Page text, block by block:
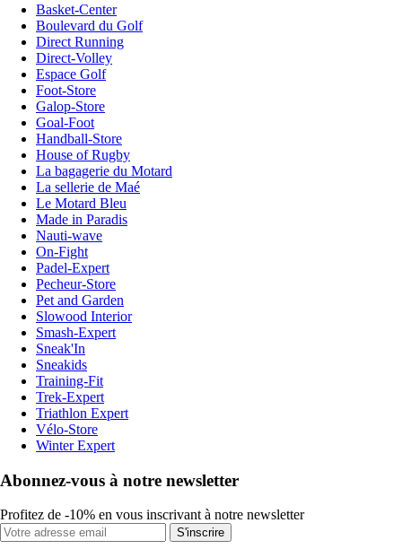
Basket-Center
Boulevard du Golf
Direct Running
Direct-Volley
Espace Golf
Foot-Store
Galop-Store
Goal-Foot
Handball-Store
House of Rugby
La bagagerie du Motard
La sellerie de Maé
Le Motard Bleu
Made in Paradis
Nauti-wave
On-Fight
Padel-Expert
Pecheur-Store
Pet and Garden
Slowood Interior
Smash-Expert
Sneak'In
Sneakids
Training-Fit
Trek-Expert
Triathlon Expert
Vélo-Store
Winter Expert
Abonnez-vous à notre newsletter
Profitez de -10% en vous inscrivant à notre newsletter
S'inscrire